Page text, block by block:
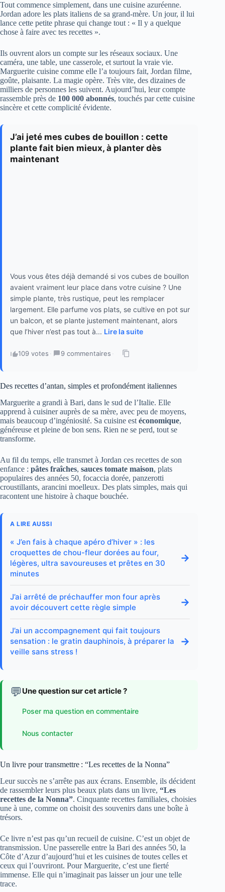
Tout commence simplement, dans une cuisine azuréenne.
Jordan adore les plats italiens de sa grand-mère. Un jour, il lui
lance cette petite phrase qui change tout : « Il y a quelque
chose à faire avec tes recettes ».
Ils ouvrent alors un compte sur les réseaux sociaux. Une
caméra, une table, une casserole, et surtout la vraie vie.
Marguerite cuisine comme elle l’a toujours fait, Jordan filme,
goûte, plaisante. La magie opère. Très vite, des dizaines de
milliers de personnes les suivent. Aujourd’hui, leur compte
rassemble près de 100 000 abonnés, touchés par cette cuisine
sincère et cette complicité évidente.
J’ai jeté mes cubes de bouillon : cette
plante fait bien mieux, à planter dès
maintenant
Vous vous êtes déjà demandé si vos cubes de bouillon
avaient vraiment leur place dans votre cuisine ? Une
simple plante, très rustique, peut les remplacer
largement. Elle parfume vos plats, se cultive en pot sur
un balcon, et se plante justement maintenant, alors
que l’hiver n’est pas tout à... Lire la suite
109 votes · 9 commentaires ·
Des recettes d’antan, simples et profondément italiennes
Marguerite a grandi à Bari, dans le sud de l’Italie. Elle
apprend à cuisiner auprès de sa mère, avec peu de moyens,
mais beaucoup d’ingéniosité. Sa cuisine est économique,
généreuse et pleine de bon sens. Rien ne se perd, tout se
transforme.
Au fil du temps, elle transmet à Jordan ces recettes de son
enfance : pâtes fraîches, sauces tomate maison, plats
populaires des années 50, focaccia dorée, panzerotti
croustillants, arancini moelleux. Des plats simples, mais qui
racontent une histoire à chaque bouchée.
A LIRE AUSSI
« J’en fais à chaque apéro d’hiver » : les
croquettes de chou-fleur dorées au four,
légères, ultra savoureuses et prêtes en 30
minutes
→
J’ai arrêté de préchauffer mon four après
avoir découvert cette règle simple
→
J’ai un accompagnement qui fait toujours
sensation : le gratin dauphinois, à préparer la
veille sans stress !
→
💬 Une question sur cet article ?
Poser ma question en commentaire
Nous contacter
Un livre pour transmettre : “Les recettes de la Nonna”
Leur succès ne s’arrête pas aux écrans. Ensemble, ils décident
de rassembler leurs plus beaux plats dans un livre, “Les
recettes de la Nonna”. Cinquante recettes familiales, choisies
une à une, comme on choisit des souvenirs dans une boîte à
trésors.
Ce livre n’est pas qu’un recueil de cuisine. C’est un objet de
transmission. Une passerelle entre la Bari des années 50, la
Côte d’Azur d’aujourd’hui et les cuisines de toutes celles et
ceux qui l’ouvriront. Pour Marguerite, c’est une fierté
immense. Elle qui n’imaginait pas laisser un jour une telle
trace.